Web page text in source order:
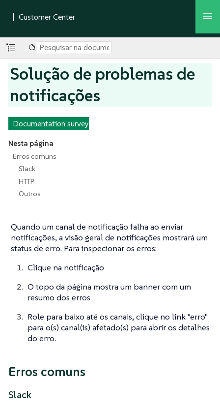
Solução de problemas de
notificações
Documentation survey
Nesta página
Erros comuns
Slack
HTTP
Outros
Quando um canal de notificação falha ao enviar
notificações, a visão geral de notificações mostrará um
status de erro. Para inspecionar os erros:
Clique na notificação
O topo da página mostra um banner com um
resumo dos erros
Role para baixo até os canais, clique no link "erro"
para o(s) canal(is) afetado(s) para abrir os detalhes
do erro.
Erros comuns
Slack